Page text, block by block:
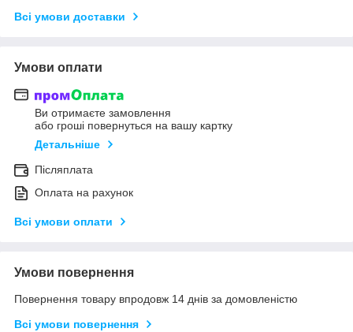
Всі умови доставки
Умови оплати
Ви отримаєте замовлення
або гроші повернуться на вашу картку
Детальніше
Післяплата
Оплата на рахунок
Всі умови оплати
Умови повернення
Повернення товару впродовж 14 днів за домовленістю
Всі умови повернення